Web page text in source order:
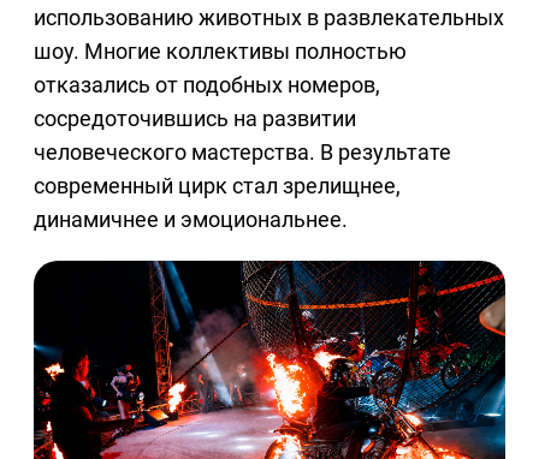
использованию животных в развлекательных
шоу. Многие коллективы полностью
отказались от подобных номеров,
сосредоточившись на развитии
человеческого мастерства. В результате
современный цирк стал зрелищнее,
динамичнее и эмоциональнее.